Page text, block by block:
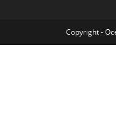
Copyright -